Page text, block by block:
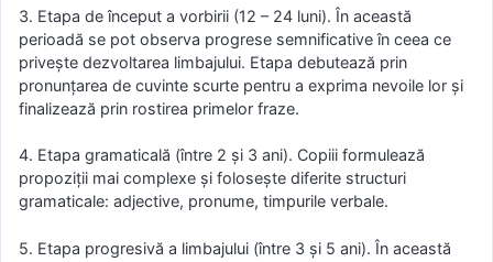
3. Etapa de început a vorbirii (12 – 24 luni). În această
perioadă se pot observa progrese semnificative în ceea ce
privește dezvoltarea limbajului. Etapa debutează prin
pronunțarea de cuvinte scurte pentru a exprima nevoile lor și
finalizează prin rostirea primelor fraze.
4. Etapa gramaticală (între 2 și 3 ani). Copiii formulează
propoziții mai complexe și folosește diferite structuri
gramaticale: adjective, pronume, timpurile verbale.
5. Etapa progresivă a limbajului (între 3 și 5 ani). În această